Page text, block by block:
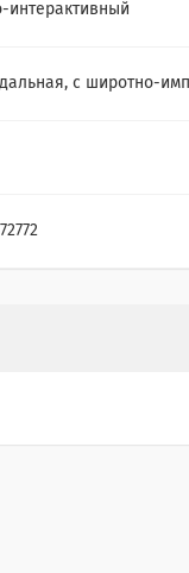
интерактивный
с широтно-